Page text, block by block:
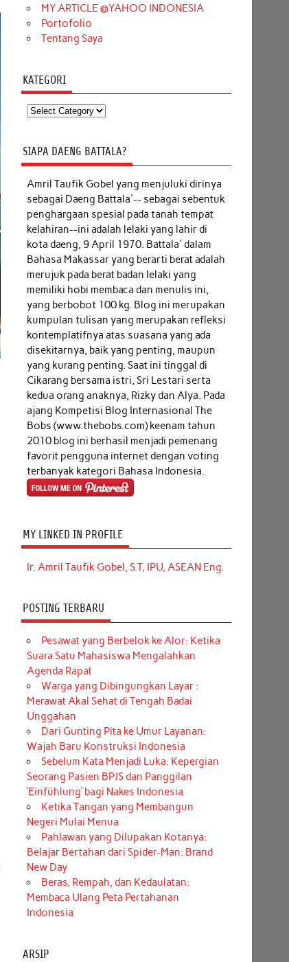
MY ARTICLE @YAHOO INDONESIA
Portofolio
Tentang Saya
KATEGORI
Kategori
SIAPA DAENG BATTALA?
Amril Taufik Gobel yang menjuluki dirinya
sebagai Daeng Battala'-- sebagai sebentuk
penghargaan spesial pada tanah tempat
kelahiran--ini adalah lelaki yang lahir di
kota daeng, 9 April 1970. Battala' dalam
Bahasa Makassar yang berarti berat adalah
merujuk pada berat badan lelaki yang
memiliki hobi membaca dan menulis ini,
yang berbobot 100 kg. Blog ini merupakan
kumpulan tulisan yang merupakan refleksi
kontemplatifnya atas suasana yang ada
disekitarnya, baik yang penting, maupun
yang kurang penting. Saat ini tinggal di
Cikarang bersama istri, Sri Lestari serta
kedua orang anaknya, Rizky dan Alya. Pada
ajang Kompetisi Blog Internasional The
Bobs (www.thebobs.com) keenam tahun
2010 blog ini berhasil menjadi pemenang
favorit pengguna internet dengan voting
terbanyak kategori Bahasa Indonesia.
MY LINKED IN PROFILE
Ir. Amril Taufik Gobel, S.T, IPU, ASEAN Eng.
POSTING TERBARU
Pesawat yang Berbelok ke Alor: Ketika
Suara Satu Mahasiswa Mengalahkan
Agenda Rapat
Warga yang Dibingungkan Layar :
Merawat Akal Sehat di Tengah Badai
Unggahan
Dari Gunting Pita ke Umur Layanan:
Wajah Baru Konstruksi Indonesia
Sebelum Kata Menjadi Luka: Kepergian
Seorang Pasien BPJS dan Panggilan
‘Einfühlung’ bagi Nakes Indonesia
Ketika Tangan yang Membangun
Negeri Mulai Menua
Pahlawan yang Dilupakan Kotanya:
Belajar Bertahan dari Spider-Man: Brand
New Day
Beras, Rempah, dan Kedaulatan:
Membaca Ulang Peta Pertahanan
Indonesia
ARSIP